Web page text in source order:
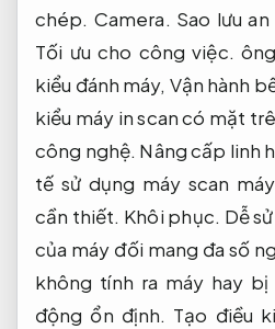
chép. Camera. Sao lưu
Tối ưu cho công việc.
kiểu đánh máy, Vận hành
kiểu máy in scan có mặt
công nghệ. Nâng cấp linh
tế sử dụng máy scan
cần thiết. Khôi phục. Dễ
của máy đối mang đa số
không tính ra máy hay bị
động ổn định. Tạo điều